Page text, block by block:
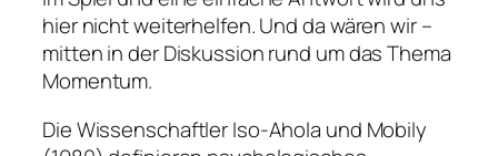
hier nicht weiterhelfen. Und da wären wir –
mitten in der Diskussion rund um das Thema
Momentum.
Die Wissenschaftler Iso-Ahola und Mobily